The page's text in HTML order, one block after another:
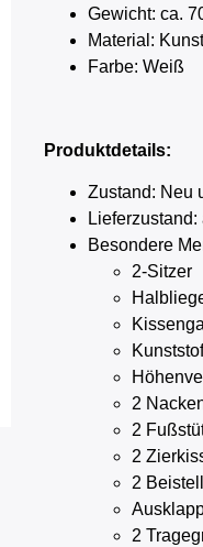
Gewicht: ca.
Material:
Farbe: Weiß
Produktdetails:
Zustand: Neu
Besondere
2-Sitzer
2
2
2
2
2